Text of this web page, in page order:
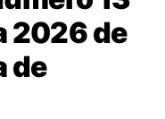
2026 de
de